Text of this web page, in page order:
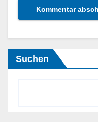
Suchen